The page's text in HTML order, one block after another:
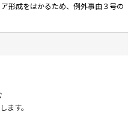
形成をはかるため、例外事由３号の
ます。